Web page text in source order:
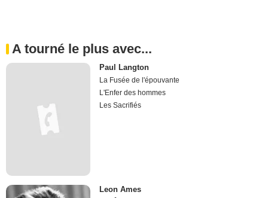
A tourné le plus avec...
Paul Langton
La Fusée de l'épouvante
L'Enfer des hommes
Les Sacrifiés
Leon Ames